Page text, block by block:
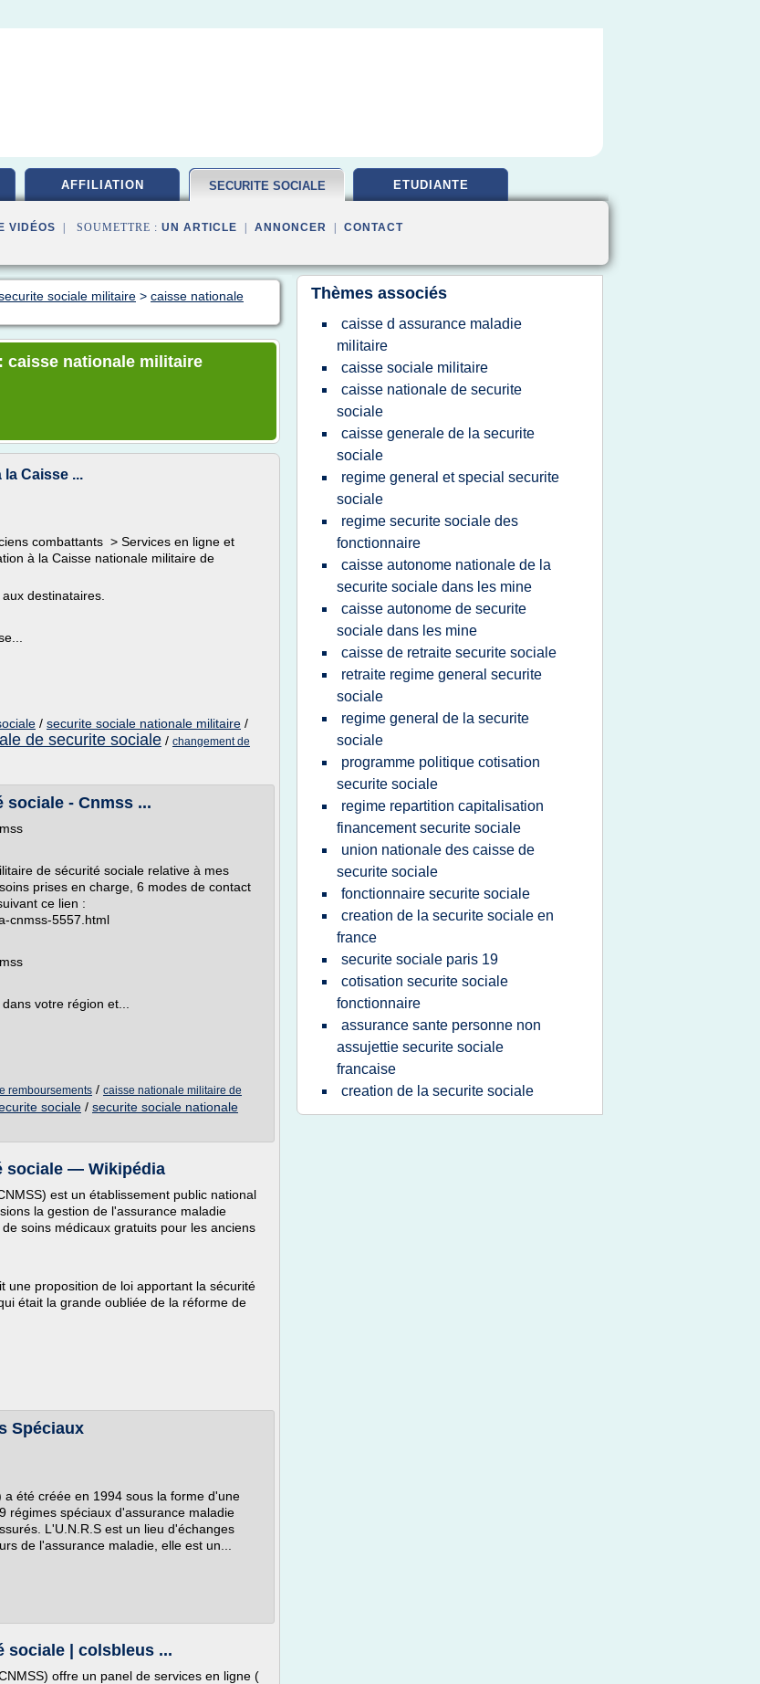
AFFILIATION SECURITE SOCIALE ETUDIANTE
VIDÉOS | SOUMETTRE : UN ARTICLE ANNONCER CONTACT
sociale militaire > caisse nationale
caisse nationale militaire
Caisse ...
combattants > Services en ligne et
à la Caisse nationale militaire de
destinataires.
/ securite sociale nationale militaire /
de securite sociale / changement de
- Cnmss ...
de sécurité sociale relative à mes
prises en charge, 6 modes de contact
ce lien :
cnmss-5557.html
votre région et...
remboursements / caisse nationale militaire de
sociale / securite sociale nationale
sociale — Wikipédia
est un établissement public national
la gestion de l'assurance maladie
soins médicaux gratuits pour les anciens
une proposition de loi apportant la sécurité
était la grande oubliée de la réforme de
Spéciaux
été créée en 1994 sous la forme d'une
régimes spéciaux d'assurance maladie
L'U.N.R.S est un lieu d'échanges
de l'assurance maladie, elle est un...
sociale | colsbleus ...
offre un panel de services en ligne (
Thèmes associés
caisse d assurance maladie
militaire
caisse sociale militaire
caisse nationale de securite
sociale
caisse generale de la securite
sociale
regime general et special securite
sociale
regime securite sociale des
fonctionnaire
caisse autonome nationale de la
securite sociale dans les mine
caisse autonome de securite
sociale dans les mine
caisse de retraite securite sociale
retraite regime general securite
sociale
regime general de la securite
sociale
programme politique cotisation
securite sociale
regime repartition capitalisation
financement securite sociale
union nationale des caisse de
securite sociale
fonctionnaire securite sociale
creation de la securite sociale en
france
securite sociale paris 19
cotisation securite sociale
fonctionnaire
assurance sante personne non
assujettie securite sociale
francaise
creation de la securite sociale